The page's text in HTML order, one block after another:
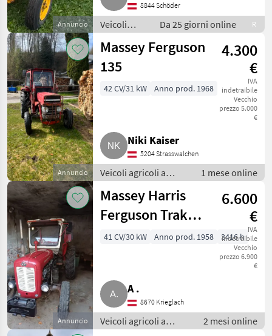
Veicoli
Agricoli
A
Motore
Caricatore
Agricolo
Massey
Ferguson
SCEGLI
CATEGORIA
Massey Ferguson
Weidemann
Thaler
Schäffer
Fuchs
Giant
Mostra
tutti
51
Annuncio
8844 Schöder
Veicoli
agricoli a
motore /
Caricatore
agricolo
Da 25 giorni online R
Annuncio
Massey Ferguson
135
4.300
€
IVA
indetraibile
Vecchio
prezzo 5.000
€
42 CV/31 kW Anno prod. 1968
Niki Kaiser
5204 Strasswalchen
Veicoli agricoli a
motore / Caricatore
agricolo
1 mese online
Annuncio
Massey Harris
Ferguson Traktor
FE-35 X Spezial-
6.600
€
IVA
indetraibile
Vecchio
prezzo 6.900
€
41 CV/30 kW Anno prod. 1958 3416 h
A .
8670 Krieglach
Veicoli agricoli a
motore / Caricatore
2 mesi online